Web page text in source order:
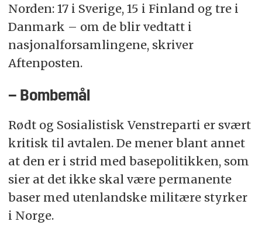
Norden: 17 i Sverige, 15 i Finland og tre i
Danmark – om de blir vedtatt i
nasjonalforsamlingene, skriver
Aftenposten.
– Bombemål
Rødt og Sosialistisk Venstreparti er svært
kritisk til avtalen. De mener blant annet
at den er i strid med basepolitikken, som
sier at det ikke skal være permanente
baser med utenlandske militære styrker
i Norge.